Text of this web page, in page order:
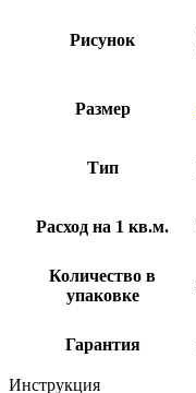
Рисунок
Размер
Тип
Расход на 1 кв.м.
Количество в
упаковке
Гарантия
Инструкция